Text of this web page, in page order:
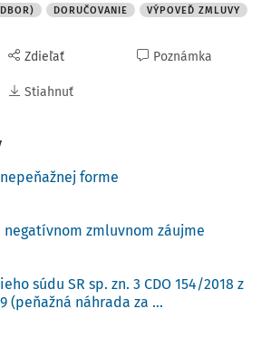
DORUČOVANIE VÝPOVEĎ ZMLUVY
Zdieľať
Stiahnuť
Poznámka
forme
zmluvnom záujme
súdu SR sp. zn. 3 CDO 154/2018 z
(peňažná náhrada za ...